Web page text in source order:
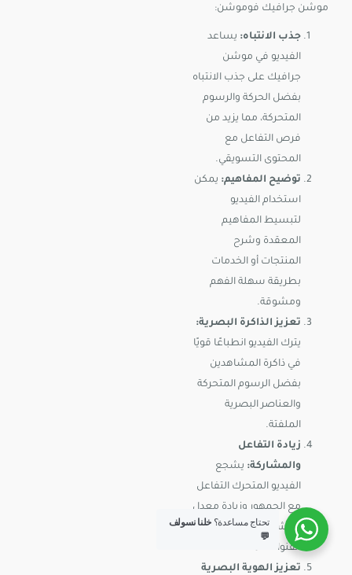
موشن جرافيك فوموشن:
جذب الانتباه: يساعد
الفيديو في موشن
جرافيك على جذب الانتباه
بفضل الحركة والرسوم
المتحركة، مما يزيد من
فرص التفاعل مع
المحتوى التسويقي.
توضيح المفاهيم: يمكن
استخدام الفيديو
لتبسيط المفاهيم
المعقدة وشرح
المنتجات أو الخدمات
بطريقة سهلة الفهم
ومشوقة.
تعزيز الذاكرة البصرية:
يترك الفيديو انطباعًا قويًا
في ذاكرة المشاهدين
بفضل الرسوم المتحركة
والعناصر البصرية
الملفتة.
زيادة التفاعل
والمشاركة: يشجع
الفيديو المتحرك التفاعل
مع الجمهور وزيادة معدل
المشاركة والتفاعل عبر
القنوات المختلفة.
تعزيز الهوية البصرية
تحتاج مساعدة؟ خلنا نسولف
💬